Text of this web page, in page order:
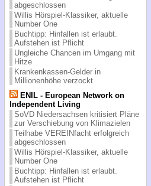
abgeschlossen
Willis Hörspiel-Klassiker, aktuelle
Number One
Buchtipp: Hinfallen ist erlaubt.
Aufstehen ist Pflicht
Ungleiche Chancen im Umgang mit
Hitze
Krankenkassen-Gelder in
Millionenhöhe verzockt
ENIL - European Network on
Independent Living
SoVD Niedersachsen kritisiert Pläne
zur Verschiebung von Klimazielen
Teilhabe VEREINfacht erfolgreich
abgeschlossen
Willis Hörspiel-Klassiker, aktuelle
Number One
Buchtipp: Hinfallen ist erlaubt.
Aufstehen ist Pflicht